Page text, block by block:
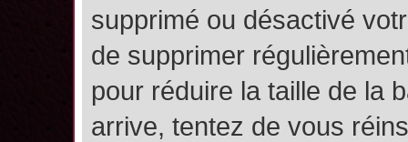
supprimé ou désactivé
de supprimer
pour réduire la taille de la
arrive, tentez de vous